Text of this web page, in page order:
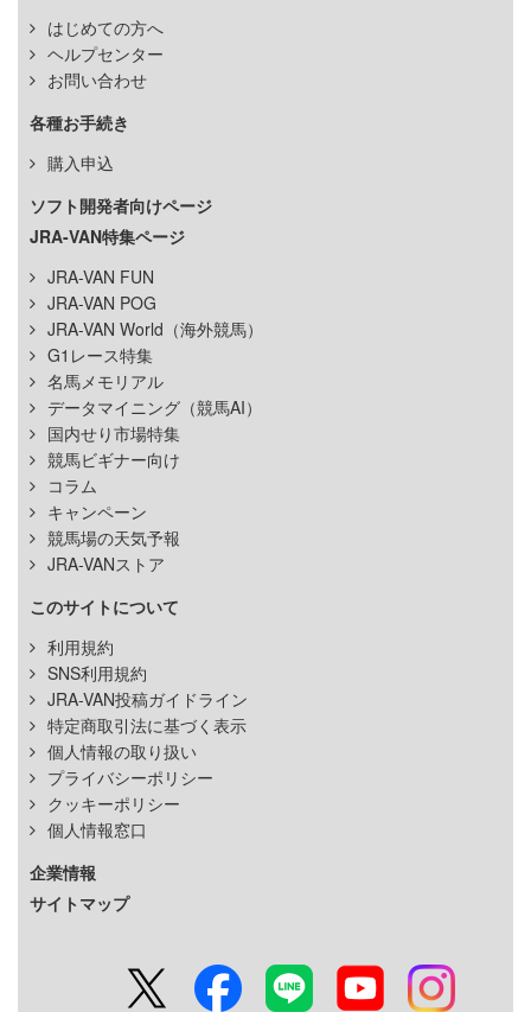
はじめての方へ
ヘルプセンター
お問い合わせ
各種お手続き
購入申込
ソフト開発者向けページ
JRA-VAN特集ページ
JRA-VAN FUN
JRA-VAN POG
JRA-VAN World（海外競馬）
G1レース特集
名馬メモリアル
データマイニング（競馬AI）
国内せり市場特集
競馬ビギナー向け
コラム
キャンペーン
競馬場の天気予報
JRA-VANストア
このサイトについて
利用規約
SNS利用規約
JRA-VAN投稿ガイドライン
特定商取引法に基づく表示
個人情報の取り扱い
プライバシーポリシー
クッキーポリシー
個人情報窓口
企業情報
サイトマップ